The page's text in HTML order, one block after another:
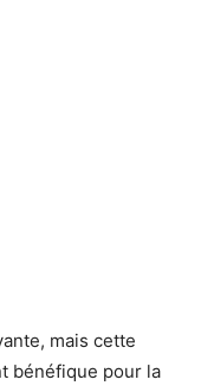
mais cette
bénéfique pour la